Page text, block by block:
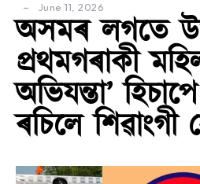
June 11, 2026
অসমৰ লগতে
প্ৰথমগৰাকী
অভিযন্তা’
ৰচিলে